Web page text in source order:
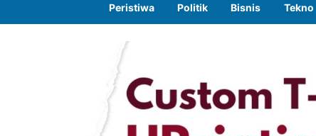
Peristiwa Politik Bisnis Tekno